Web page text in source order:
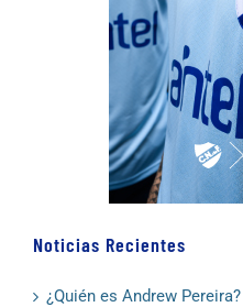
Noticias Recientes
¿Quién es Andrew Pereira?